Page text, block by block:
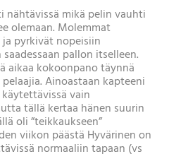
mikä pelin vauhti
olemaan. Molemmat
pyrkivät nopeisiin
pallon itselleen.
aikaa kokoonpano täynnä
Ainoastaan kapteeni
vain
tällä kertaa hänen suurin
oli ”teikkaukseen”
viikon päästä Hyvärinen on
normaaliin tapaan (vs